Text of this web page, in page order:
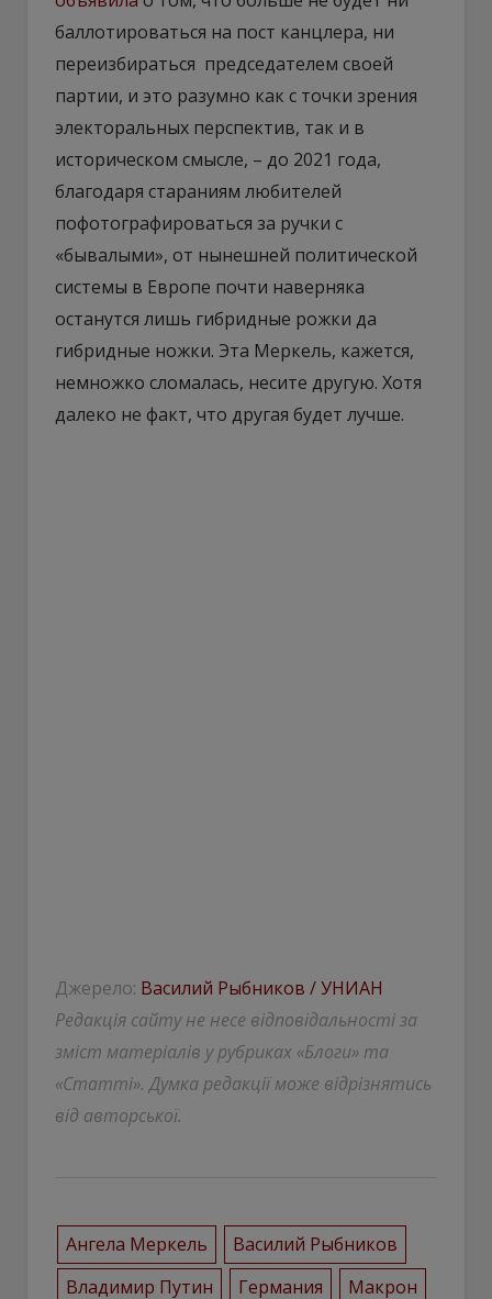
баллотироваться на пост канцлера, ни
переизбираться председателем своей
партии, и это разумно как с точки зрения
электоральных перспектив, так и в
историческом смысле, – до 2021 года,
благодаря стараниям любителей
пофотографироваться за ручки с
«бывалыми», от нынешней политической
системы в Европе почти наверняка
останутся лишь гибридные рожки да
гибридные ножки. Эта Меркель, кажется,
немножко сломалась, несите другую. Хотя
далеко не факт, что другая будет лучше.
Джерело: Василий Рыбников / УНИАН
Редакція сайту не несе відповідальності за
зміст матеріалів у рубриках «Блоги» та
«Статті». Думка редакції може відрізнятись
від авторської.
Ангела Меркель
Василий Рыбников
Владимир Путин
Германия
Макрон